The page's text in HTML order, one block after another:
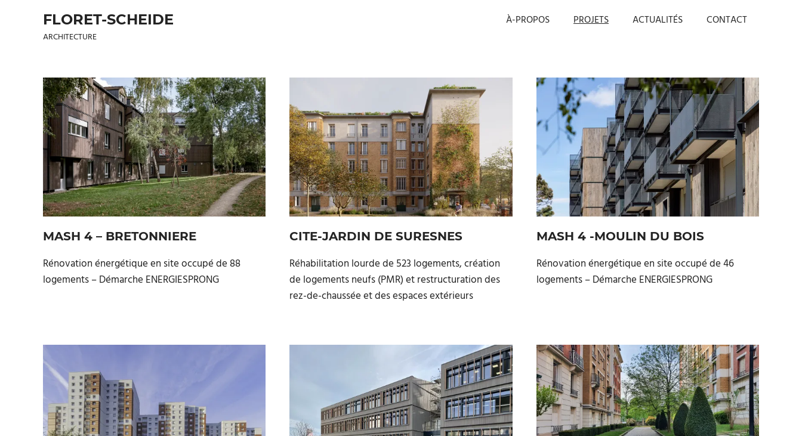
FLORET-SCHEIDE
ARCHITECTURE
À-PROPOS PROJETS ACTUALITÉS CONTACT
MASH 4 – BRETONNIERE
Rénovation énergétique en site occupé de 88
logements – Démarche ENERGIESPRONG
CITE-JARDIN DE SURESNES
Réhabilitation lourde de 523 logements, création
de logements neufs (PMR) et restructuration des
rez-de-chaussée et des espaces extérieurs
MASH 4 -MOULIN DU BOIS
Rénovation énergétique en site occupé de 46
logements – Démarche ENERGIESPRONG